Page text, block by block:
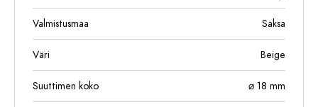
Valmistusmaa Saksa
Väri Beige
Suuttimen koko ⌀ 18 mm